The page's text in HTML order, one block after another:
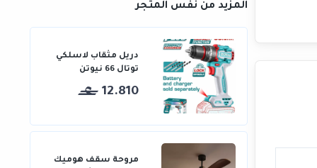
المزيد من نفس المتجر
دريل مثقاب لاسلكي
توتال 66 نيوتن
12.810
مروحة سقف هوميك